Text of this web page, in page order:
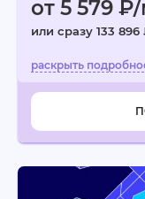
от 5 579
или сразу 133 896